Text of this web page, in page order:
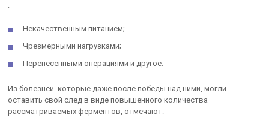
:
Некачественным питанием;
Чрезмерными нагрузками;
Перенесенными операциями и другое.
Из болезней. которые даже после победы над ними, могли
оставить свой след в виде повышенного количества
рассматриваемых ферментов, отмечают: